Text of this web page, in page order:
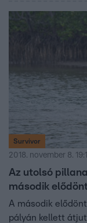
Survivor
2018. november 8.
Az utolsó
második
A második
pályán kellett